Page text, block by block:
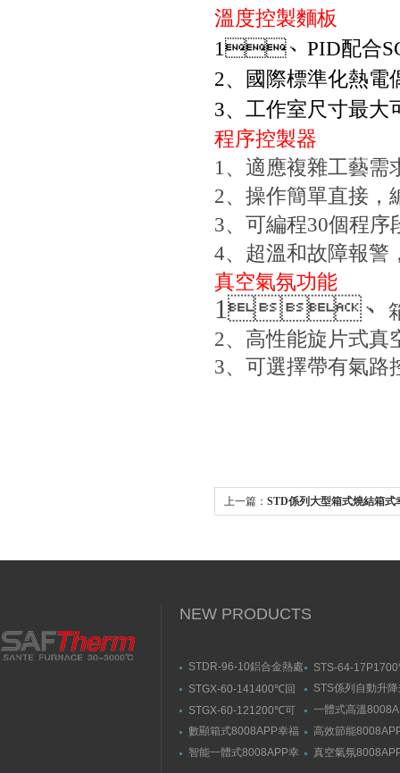
溫度控製麵板
1、 PID配合
2、國際標準化熱
3、工作室尺寸最
程序控製器
1、適應複雜工藝
2、操作簡單直接
3、可編程30個程序
4、超溫和故障報警
真空氣氛功能
1、
2、高性能旋片式真
3、可選擇帶有氣
上一篇： STD係列大型箱式燒結箱式
NEW PRODUCTS
STDR-96-10鋁合金熱處
理爐-箱式幸福宝污APP
STS-64-
動升降式燒結爐
STGX-60-141400℃回
轉幸福宝污版下载（剛
STS係列自動升
結爐
STGX-60-121200℃可
傾斜幸福宝污版下载
一體式高溫
福宝隐藏入口
數顯箱式8008APP幸福
宝隐藏入口
高效節能
宝隐藏入口
智能一體式8008APP幸
真空氣氛